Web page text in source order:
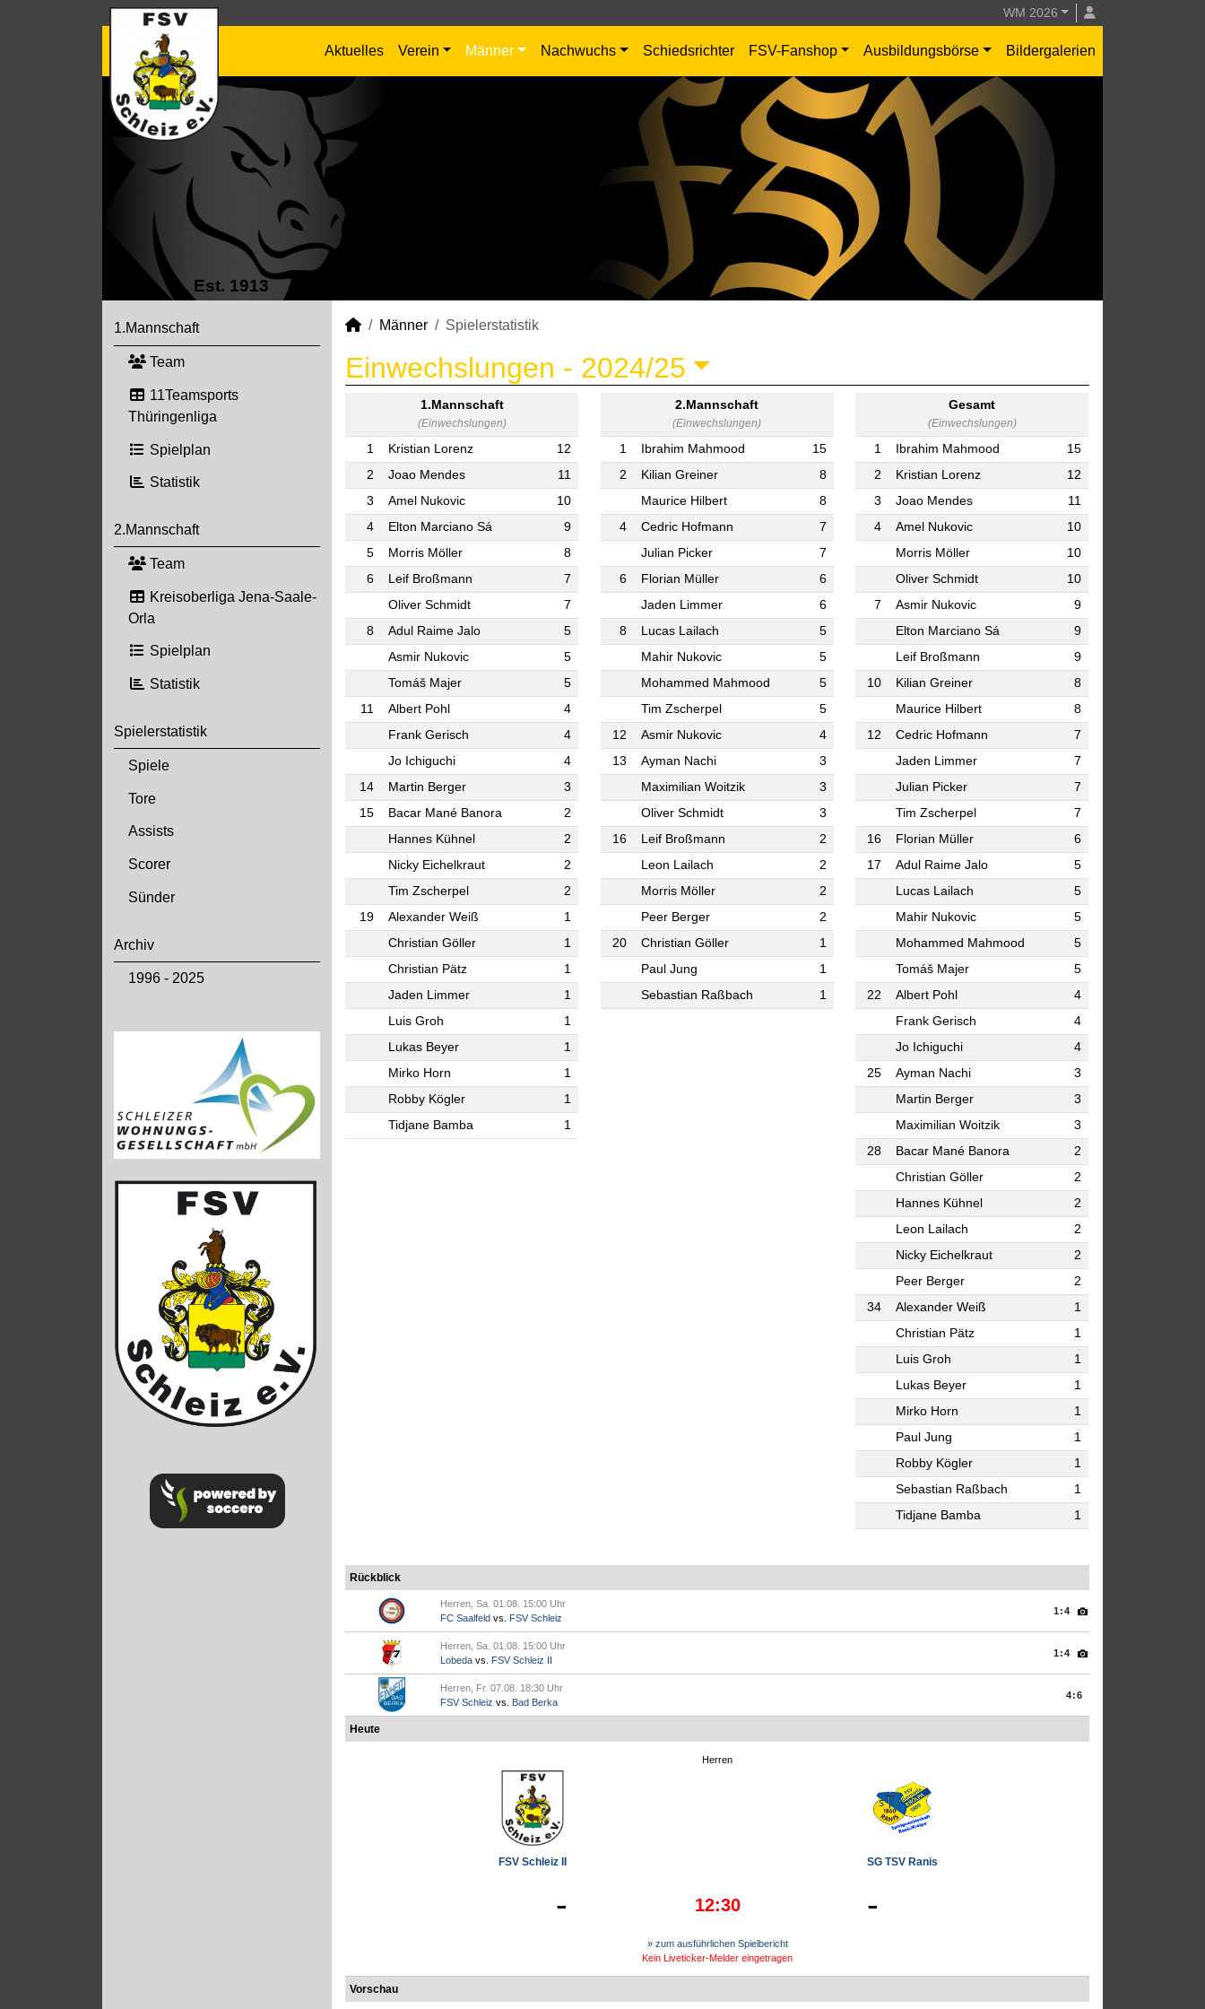
WM 2026
Aktuelles Verein Männer Nachwuchs Schiedsrichter FSV-Fanshop Ausbildungsbörse Bildergalerien
Est. 1913
1.Mannschaft
Team
11Teamsports
Thüringenliga
Spielplan
Statistik
2.Mannschaft
Team
Kreisoberliga Jena-Saale-
Orla
Spielplan
Statistik
Spielerstatistik
Spiele
Tore
Assists
Scorer
Sünder
Archiv
1996 - 2025
Männer Spielerstatistik
Einwechslungen - 2024/25
1.Mannschaft
(Einwechslungen)
1 Kristian Lorenz
12
2
Joao Mendes
11
3
Amel Nukovic
10
4
Elton Marciano Sá
9
5
Morris Möller
8
6
Leif Broßmann
7
Oliver Schmidt
7
8
Adul Raime Jalo
5
Asmir Nukovic
5
Tomáš Majer
5
11
Albert Pohl
4
Frank Gerisch
4
Jo Ichiguchi
4
14
Martin Berger
3
15
Bacar Mané Banora
2
Hannes Kühnel
2
Nicky Eichelkraut
2
Tim Zscherpel
2
19
Alexander Weiß
1
Christian Göller
1
Christian Pätz
1
Jaden Limmer
1
Luis Groh
1
Lukas Beyer
1
Mirko Horn
1
Robby Kögler
1
Tidjane Bamba
1
2.Mannschaft
(Einwechslungen)
1 Ibrahim Mahmood
15
2
Kilian Greiner
8
Maurice Hilbert
8
4
Cedric Hofmann
7
Julian Picker
7
6
Florian Müller
6
Jaden Limmer
6
8
Lucas Lailach
5
Mahir Nukovic
5
Mohammed Mahmood
5
Tim Zscherpel
5
12
Asmir Nukovic
4
13
Ayman Nachi
3
Maximilian Woitzik
3
Oliver Schmidt
3
16
Leif Broßmann
2
Leon Lailach
2
Morris Möller
2
Peer Berger
2
20
Christian Göller
1
Paul Jung
1
Sebastian Raßbach
1
Gesamt
(Einwechslungen)
1 Ibrahim Mahmood
15
2
Kristian Lorenz
12
3
Joao Mendes
11
4
Amel Nukovic
10
Morris Möller
10
Oliver Schmidt
10
7
Asmir Nukovic
9
Elton Marciano Sá
9
Leif Broßmann
9
10
Kilian Greiner
8
Maurice Hilbert
8
12
Cedric Hofmann
7
Jaden Limmer
7
Julian Picker
7
Tim Zscherpel
7
16
Florian Müller
6
17
Adul Raime Jalo
5
Lucas Lailach
5
Mahir Nukovic
5
Mohammed Mahmood
5
Tomáš Majer
5
22
Albert Pohl
4
Frank Gerisch
4
Jo Ichiguchi
4
25
Ayman Nachi
3
Martin Berger
3
Maximilian Woitzik
3
28
Bacar Mané Banora
2
Christian Göller
2
Hannes Kühnel
2
Leon Lailach
2
Nicky Eichelkraut
2
Peer Berger
2
34
Alexander Weiß
1
Christian Pätz
1
Luis Groh
1
Lukas Beyer
1
Mirko Horn
1
Paul Jung
1
Robby Kögler
1
Sebastian Raßbach
1
Tidjane Bamba
1
Rückblick
Herren, Sa. 01.08. 15:00 Uhr
FC Saalfeld vs. FSV Schleiz
1:4
Herren, Sa. 01.08. 15:00 Uhr
Lobeda vs. FSV Schleiz II
1:4
Herren, Fr. 07.08. 18:30 Uhr
FSV Schleiz vs. Bad Berka
4:6
Heute
Herren
FSV Schleiz II SG TSV Ranis
- 12:30 -
» zum ausführlichen Spielbericht
Kein Liveticker-Melder eingetragen
Vorschau